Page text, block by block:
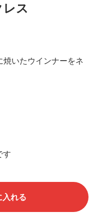
ス
焼いたウインナーをネ
す
入れる